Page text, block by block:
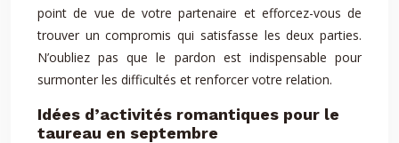
point de vue de votre partenaire et efforcez-vous de
trouver un compromis qui satisfasse les deux parties.
N’oubliez pas que le pardon est indispensable pour
surmonter les difficultés et renforcer votre relation.
Idées d’activités romantiques pour le
taureau en septembre